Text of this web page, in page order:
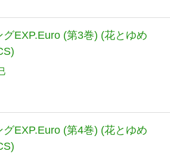
グEXP.Euro (第3巻) (花とゆめ
グEXP.Euro (第4巻) (花とゆめ